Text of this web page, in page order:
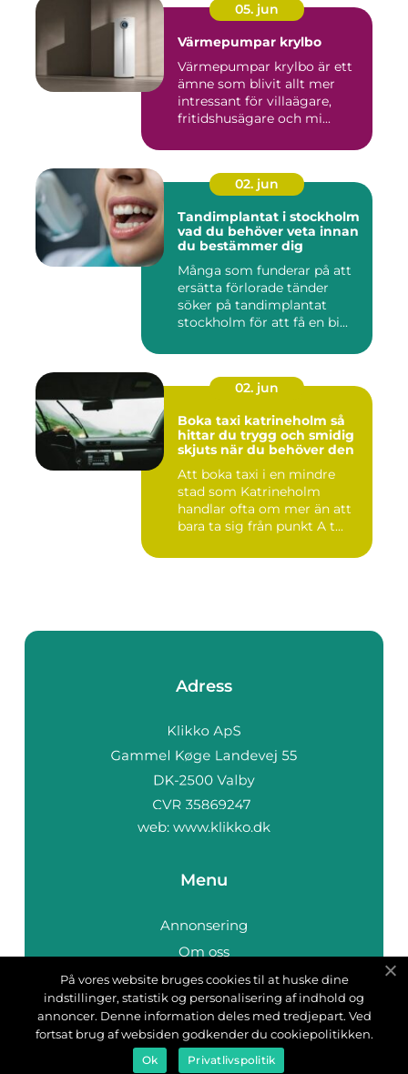
05. jun
Värmepumpar krylbo
Värmepumpar krylbo är ett
ämne som blivit allt mer
intressant för villaägare,
fritidshusägare och mi...
02. jun
Tandimplantat i stockholm
vad du behöver veta innan
du bestämmer dig
Många som funderar på att
ersätta förlorade tänder
söker på tandimplantat
stockholm för att få en bi...
02. jun
Boka taxi katrineholm så
hittar du trygg och smidig
skjuts när du behöver den
Att boka taxi i en mindre
stad som Katrineholm
handlar ofta om mer än att
bara ta sig från punkt A t...
Adress
web: www.klikko.dk
Menu
Annonsering
Om oss
Cookies
Kontakta oss
Sitemap
På vores website bruges cookies til at huske dine
indstillinger, statistik og personalisering af indhold og
annoncer. Denne information deles med tredjepart. Ved
fortsat brug af websiden godkender du cookiepolitikken.
Ok Privatlivspolitik